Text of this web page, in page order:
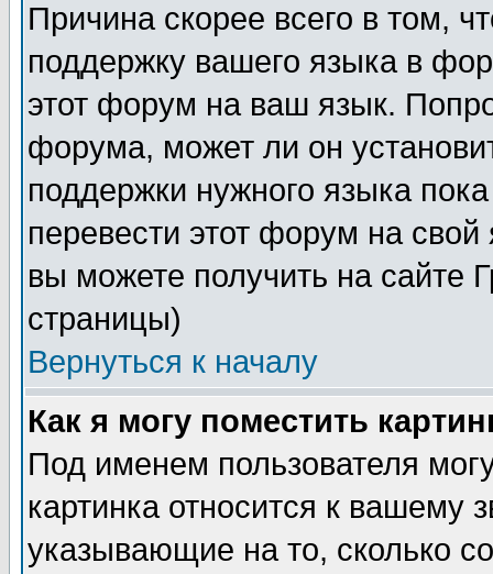
Причина скорее всего в том,
поддержку вашего языка в
этот форум на ваш язык.
форума, может ли он
поддержки нужного языка
перевести этот форум на
вы можете получить на сайте
страницы)
Вернуться к началу
Как я могу поместить
Под именем пользователя
картинка относится к вашему
указывающие на то, сколько